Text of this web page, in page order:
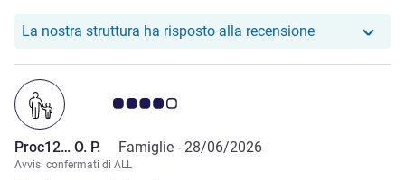
soggiorno. IL PARCHEGGIO BENCHE' PRENOTATO IIN
risposto con un"" alzata di spalle".
La nostra struttura ha risposto alla recensioneIl nostro hotel
Giudizio clienti 4.0/5
Proc12… O. P. Famiglie - 28/06/2026
Avvisi confermati di ALL